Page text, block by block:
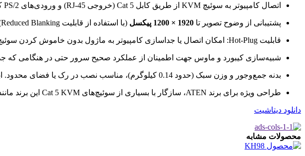
اتصال کامپیوتر به سوئیچ KVM از طریق کابل Cat 5 (خروجی RJ-45) و ورودی‌های PS/2 کیبورد و ماوس + VGA (HDB-15) تصویر.
پشتیبانی از وضوح تصویر تا 1920 × 1200 پیکسل (با استفاده از قابلیت Reduced Blanking) برای انتقال تصویر واضح و دقیق.
قابلیت Hot-Plug: امکان اتصال یا جداسازی کامپیوتر به ماژول بدون خاموش کردن سوئیچ یا اختلال در سیستم.
شبیه‌سازی کیبورد و ماوس جهت اطمینان از عملکرد صحیح سرور حتی در هنگامی که
بدنه جمع‌وجور و وزن سبک (حدود 0.14 کیلوگرم)، مناسب نصب در رک یا فضای محدود. ابعاد: تقریباً 9.00 × 4.30 × 2.18 سانتی‌متر.
طراحی ویژه برای برند ATEN، سازگار با بسیاری از سوئیچ‌های Cat 5 KVM این برند مانند KH1508A، KH1516A، KH2508A و KH2516A.
دانلود دیتاشیت
محصولات مشابه